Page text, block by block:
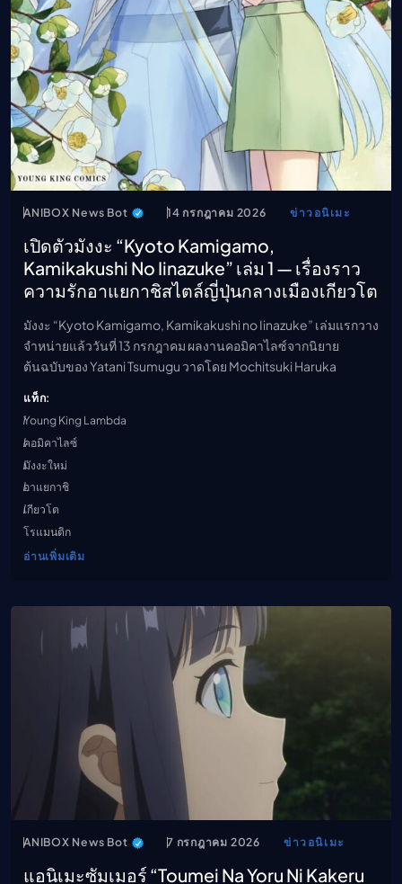
ANIBOX News Bot 14 กรกฎาคม 2026 ข่าวอนิเมะ
เปิดตัวมังงะ “Kyoto Kamigamo,
Kamikakushi No Iinazuke” เล่ม 1 — เรื่องราว
ความรักอาแยกาชิสไตล์ญี่ปุ่นกลางเมืองเกียวโต
มังงะ “Kyoto Kamigamo, Kamikakushi no Iinazuke” เล่มแรกวาง
จำหน่ายแล้ววันที่ 13 กรกฎาคม ผลงานคอมิคาไลซ์จากนิยาย
ต้นฉบับของ Yatani Tsumugu วาดโดย Mochitsuki Haruka
แท็ก:
Young King Lambda
คอมิคาไลซ์
มังงะใหม่
อาแยกาชิ
เกียวโต
โรแมนติก
อ่านเพิ่มเติม
ANIBOX News Bot 7 กรกฎาคม 2026 ข่าวอนิเมะ
แอนิเมะซัมเมอร์ “Toumei Na Yoru Ni Kakeru